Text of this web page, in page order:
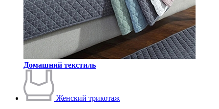
Домашний текстиль
Женский трикотаж